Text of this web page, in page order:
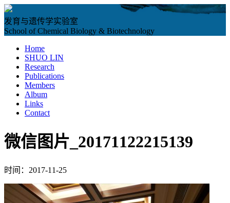
发育与遗传学实验室
School of Chemical Biology & Biotechnology
Home
SHUO LIN
Research
Publications
Members
Album
Links
Contact
微信图片_20171122215139
时间：2017-11-25